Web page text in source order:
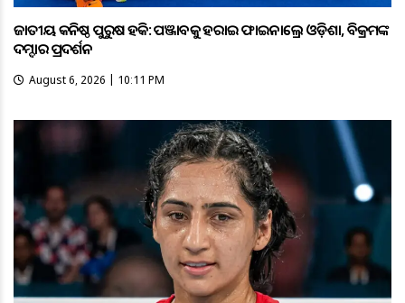
ଜାତୀୟ କନିଷ୍ଠ ପୁରୁଷ ହକି: ପଞ୍ଜାବକୁ ହରାଇ ଫାଇନାଲ୍ରେ ଓଡ଼ିଶା, ବିକ୍ରମଙ୍କ
ଦମ୍ଦାର ପ୍ରଦର୍ଶନ
August 6, 2026 | 10:11 PM